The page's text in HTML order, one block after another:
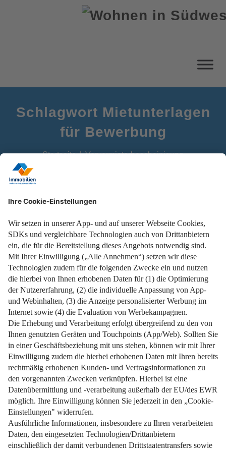
Schlagwort Mietunterlagen
für Bewerbung
Startseite Vorvermieterbescheinigung
Mietvertrag in Sicht? Diese Bescheinigung kann den
Unterschied machen.
Weiterlesen
Impressum Datenschutz Nutzungsbedingungen
Pflichtinformationen AGB Über uns Bildquellen
Barrierefreiheit Widerrufsformular